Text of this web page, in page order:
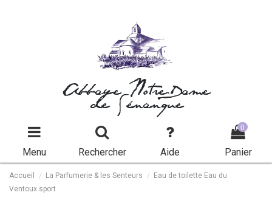
Abbaye Notre-Dame
de Sénanque
Menu Rechercher Aide
0
Panier
Accueil La Parfumerie & les Senteurs
Eau de toilette Eau du
Ventoux sport